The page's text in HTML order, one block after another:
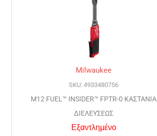
Milwaukee
SKU: 4933480756
M12 FUEL™ INSIDER™ FPTR-0 ΚΑΣΤΑΝΙΑ
ΔΙΕΛΕΥΣΕΩΣ
Εξαντλημένο